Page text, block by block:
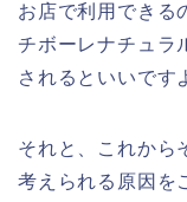
お店で利用できる
チボーレナチュラ
されるといいです
それと、これから
考えられる原因を